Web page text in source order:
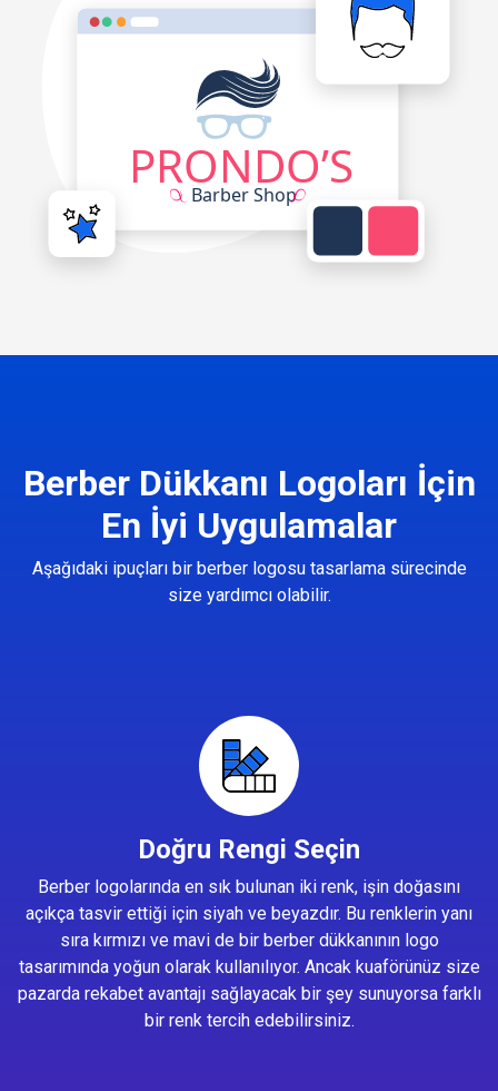
Berber Dükkanı Logoları İçin
En İyi Uygulamalar
Aşağıdaki ipuçları bir berber logosu tasarlama sürecinde
size yardımcı olabilir.
Doğru Rengi Seçin
Berber logolarında en sık bulunan iki renk, işin doğasını
açıkça tasvir ettiği için siyah ve beyazdır. Bu renklerin yanı
sıra kırmızı ve mavi de bir berber dükkanının logo
tasarımında yoğun olarak kullanılıyor. Ancak kuaförünüz size
pazarda rekabet avantajı sağlayacak bir şey sunuyorsa farklı
bir renk tercih edebilirsiniz.